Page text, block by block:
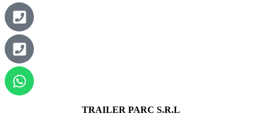
TRAILER PARC S.R.L